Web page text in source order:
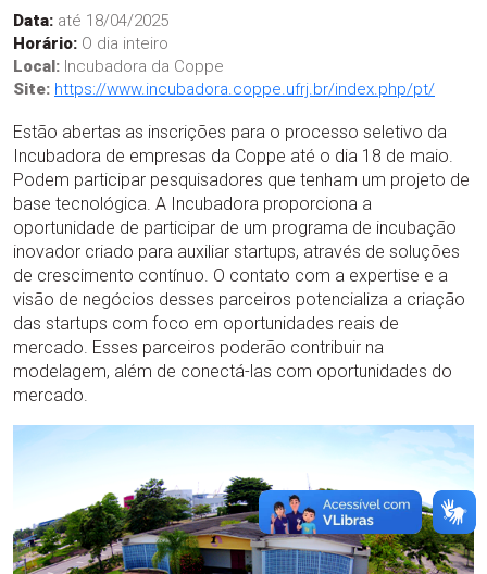
Data: até 18/04/2025
Horário: O dia inteiro
Local: Incubadora da Coppe
Site: https://www.incubadora.coppe.ufrj.br/index.php/pt/
Estão abertas as inscrições para o processo seletivo da
Incubadora de empresas da Coppe até o dia 18 de maio.
Podem participar pesquisadores que tenham um projeto de
base tecnológica. A Incubadora proporciona a
oportunidade de participar de um programa de incubação
inovador criado para auxiliar startups, através de soluções
de crescimento contínuo. O contato com a expertise e a
visão de negócios desses parceiros potencializa a criação
das startups com foco em oportunidades reais de
mercado. Esses parceiros poderão contribuir na
modelagem, além de conectá-las com oportunidades do
mercado.